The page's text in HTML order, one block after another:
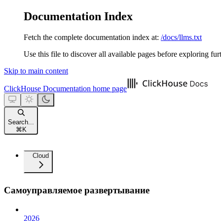
Documentation Index
Fetch the complete documentation index at: /docs/llms.txt
Use this file to discover all available pages before exploring
Skip to main content
ClickHouse Documentation home page
Search...
⌘ K
Cloud
Самоуправляемое развертывание
2026